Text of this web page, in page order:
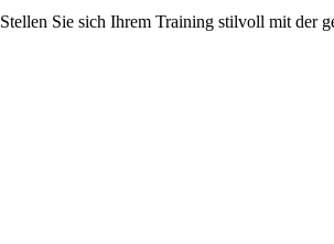
Stellen Sie sich Ihrem Training stilvoll mit der